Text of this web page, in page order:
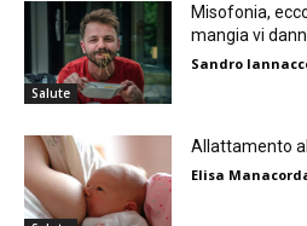
Salute
Misofonia,
mangia vi
Sandro
Allattamento
Elisa